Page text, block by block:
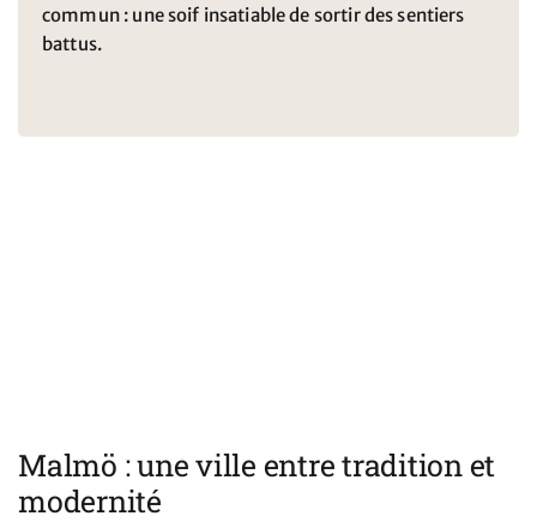
commun : une soif insatiable de sortir des sentiers
battus.
Malmö : une ville entre tradition et
modernité